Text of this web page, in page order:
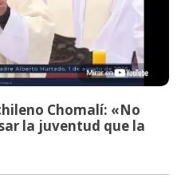
Chomalí: «No
la juventud que la